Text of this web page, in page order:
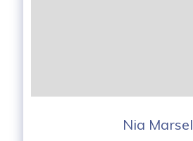
Nia Marsel